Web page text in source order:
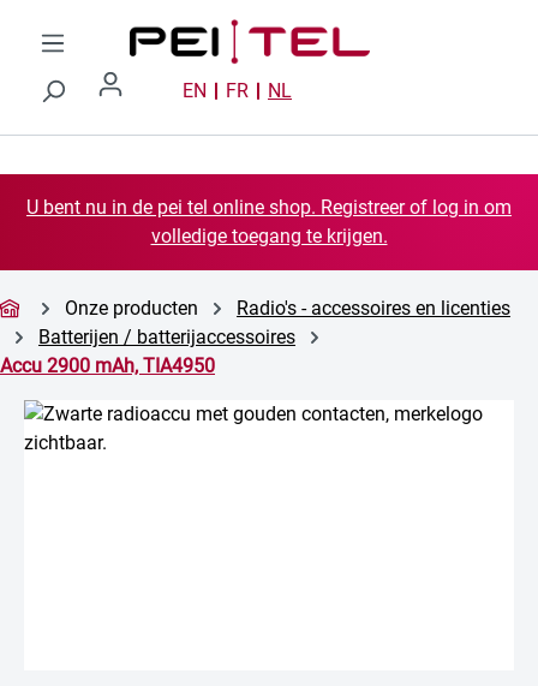
Ga naar de hoofdinhoud
EN FR NL
U bent nu in de pei tel online shop. Registreer of log in om
volledige toegang te krijgen.
Onze producten
Radio's - accessoires en licenties
Batterijen / batterijaccessoires
Accu 2900 mAh, TIA4950
Afbeeldingengalerij overslaan